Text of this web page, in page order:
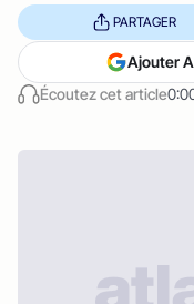
Écoutez cet article
PARTAGER
Ajouter